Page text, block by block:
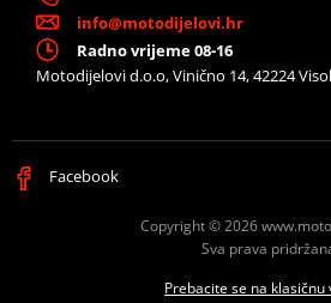
info@motodijelovi.hr
Radno vrijeme 08-16
Motodijelovi d.o.o, Vinično 14, 42224
Facebook
Copyright © 2026
Sva prava
Prebacite se na klasičnu